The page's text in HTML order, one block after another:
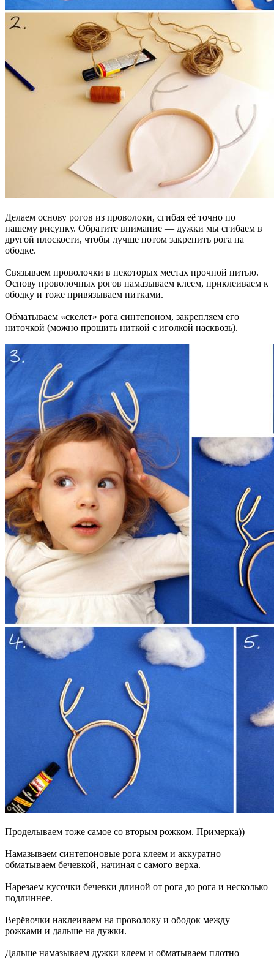
Делаем основу рогов из проволоки, сгибая её точно по
нашему рисунку. Обратите внимание — дужки мы сгибаем в
другой плоскости, чтобы лучше потом закрепить рога на
ободке.
Связываем проволочки в некоторых местах прочной нитью.
Основу проволочных рогов намазываем клеем, приклеиваем к
ободку и тоже привязываем нитками.
Обматываем «скелет» рога синтепоном, закрепляем его
ниточкой (можно прошить ниткой с иголкой насквозь).
Проделываем тоже самое со вторым рожком. Примерка))
Намазываем синтепоновые рога клеем и аккуратно
обматываем бечевкой, начиная с самого верха.
Нарезаем кусочки бечевки длиной от рога до рога и несколько
подлиннее.
Верёвочки наклеиваем на проволоку и ободок между
рожками и дальше на дужки.
Дальше намазываем дужки клеем и обматываем плотно